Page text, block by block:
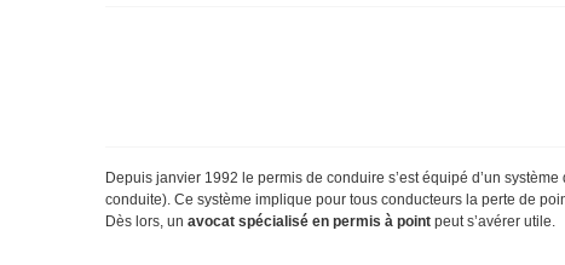
Depuis janvier 1992 le permis de conduire s’est équipé d’un
conduite). Ce système implique pour tous conducteurs la perte de
Dès lors, un avocat spécialisé en permis à point peut s’avérer utile.